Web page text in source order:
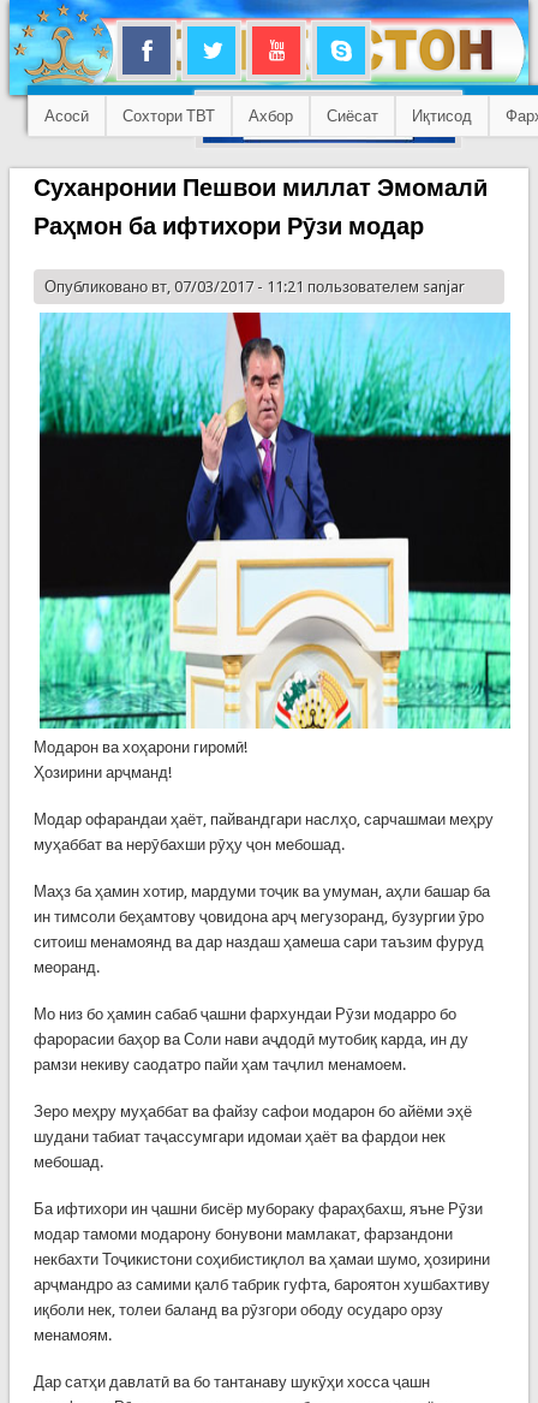
Асосӣ Сохтори ТВТ Ахбор Сиёсат Иқтисод
Суханронии Пешвои миллат Эмомалӣ
Раҳмон ба ифтихори Рӯзи модар
Опубликовано вт, 07/03/2017 - 11:21 пользователем sanjar
Модарон ва хоҳарони гиромӣ!
Ҳозирини арҷманд!
Модар офарандаи ҳаёт, пайвандгари наслҳо, сарчашмаи меҳру
муҳаббат ва нерӯбахши рӯҳу ҷон мебошад.
Маҳз ба ҳамин хотир, мардуми тоҷик ва умуман, аҳли башар ба
ин тимсоли беҳамтову ҷовидона арҷ мегузоранд, бузургии ӯро
ситоиш менамоянд ва дар наздаш ҳамеша сари таъзим фуруд
меоранд.
Мо низ бо ҳамин сабаб ҷашни фархундаи Рӯзи модарро бо
фарорасии баҳор ва Соли нави аҷдодӣ мутобиқ карда, ин ду
рамзи некиву саодатро пайи ҳам таҷлил менамоем.
Зеро меҳру муҳаббат ва файзу сафои модарон бо айёми эҳё
шудани табиат таҷассумгари идомаи ҳаёт ва фардои нек
мебошад.
Ба ифтихори ин ҷашни бисёр мубораку фараҳбахш, яъне Рӯзи
модар тамоми модарону бонувони мамлакат, фарзандони
некбахти Тоҷикистони соҳибистиқлол ва ҳамаи шумо, ҳозирини
арҷмандро аз самими қалб табрик гуфта, бароятон хушбахтиву
иқболи нек, толеи баланд ва рӯзгори ободу осударо орзу
менамоям.
Дар сатҳи давлатӣ ва бо тантанаву шукӯҳи хосса ҷашн